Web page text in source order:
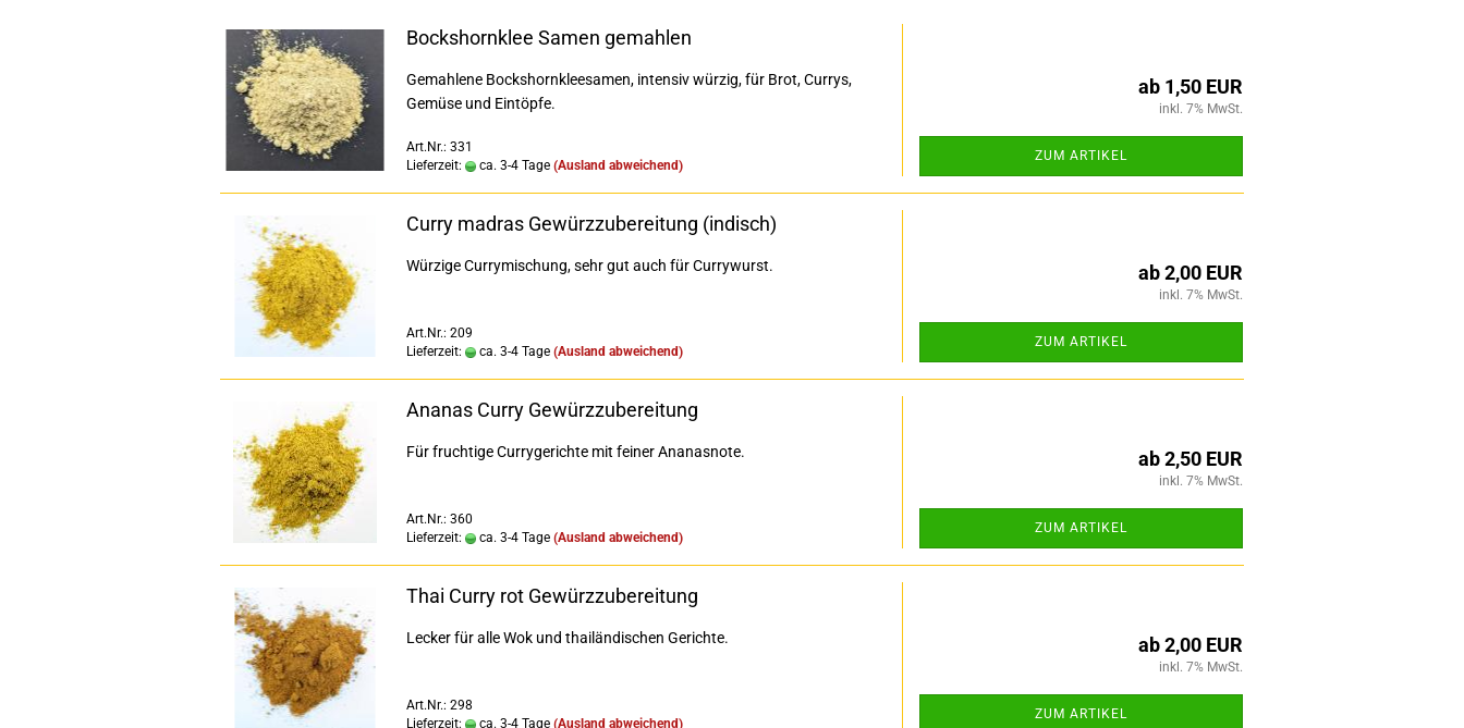
Bockshornklee Samen gemahlen
Gemahlene Bockshornkleesamen, intensiv würzig, für Brot, Currys,
Gemüse und Eintöpfe.
Art.Nr.: 331
Lieferzeit:
ca. 3-4 Tage (Ausland abweichend)
ab 1,50 EUR
inkl. 7% MwSt.
ZUM ARTIKEL
Curry madras Gewürzzubereitung (indisch)
Würzige Currymischung, sehr gut auch für Currywurst.
Art.Nr.: 209
Lieferzeit:
ca. 3-4 Tage (Ausland abweichend)
ab 2,00 EUR
inkl. 7% MwSt.
ZUM ARTIKEL
Ananas Curry Gewürzzubereitung
Für fruchtige Currygerichte mit feiner Ananasnote.
Art.Nr.: 360
Lieferzeit:
ca. 3-4 Tage (Ausland abweichend)
ab 2,50 EUR
inkl. 7% MwSt.
ZUM ARTIKEL
Thai Curry rot Gewürzzubereitung
Lecker für alle Wok und thailändischen Gerichte.
Art.Nr.: 298
Lieferzeit:
ca. 3-4 Tage (Ausland abweichend)
ab 2,00 EUR
inkl. 7% MwSt.
ZUM ARTIKEL